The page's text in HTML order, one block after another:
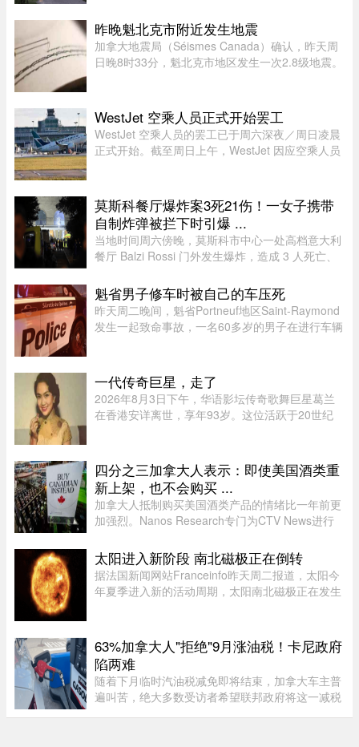
别袭击了Laurentides地区的Ha ...
昨晚魁北克市附近发生地震
加拿大地震局（Séismes Canada）确认，昨天周
日晚8时33分，魁北克市地区发生一次2.8级地震。
动，形容感觉像打雷或重型车 ...
WestJet 空乘人员正式开始罢工
WestJet 空乘人员的罢工已于周六深夜／周日凌晨
正式开始。截至周日上午，WestJet 因应空乘人员
莫斯科餐厅爆炸案3死21伤！一女子携带
自制炸弹被拦下时引爆 ...
当地时间周六傍晚，莫斯科市中心一处高档意大利
餐厅 Balzi Rossi 门外发生爆炸，造成 3 人死亡、
女子、餐厅的安保人员及一名顾客。爆炸发生在晚
上 8 点前，地点位于莫 ...
魁省男子修车时被自己的车压死
昨天周二晚间，魁省Portneuf地区Saint-Raymond
发生一起致命事故，一名60多岁的男子在进行车辆
Raymond的rang Sainte-Croix，当时一名 ...
一代传奇巨星，走了
2026年8月3日下午，华语影坛传奇歌舞巨星葛兰
在香港安详离世，享年93岁。这位活跃于20世纪
片。她的离去，带走了一个流 ...
四分之三加拿大人表示：即使美国酒类重
新上架，也不会购买 ...
加拿大人抵制购买美国酒类产品的情绪比一年前更
加强烈。Nanos Research专门为CTV News进行
大人表示，即使美国酒类重新摆上货架，他们也不
太可能购买。 ...
太阳进入新阶段 南北磁极正在倒转
据法国新闻网站Franceinfo昨天周二报道，太阳今
年夏季进入新的活动周期，太阳南北磁极正在发生
南磁极，南磁极则转变为北 ...
63%加拿大人"拒绝"9月涨油税！卡尼政府
陷两难
随着下月临时汽油税减免即将结束，加拿大车主普
遍叫苦，绝大多数受访者希望联邦政府将这一减税